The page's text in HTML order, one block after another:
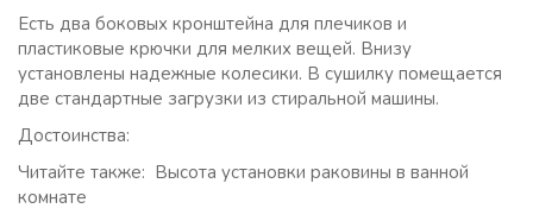
Есть два боковых кронштейна для плечиков и
пластиковые крючки для мелких вещей. Внизу
установлены надежные колесики. В сушилку помещается
две стандартные загрузки из стиральной машины.
Достоинства:
Читайте также: Высота установки раковины в ванной
комнате